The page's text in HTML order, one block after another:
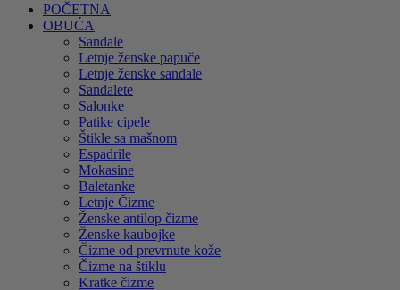
POČETNA
OBUĆA
Sandale
Letnje ženske papuče
Letnje ženske sandale
Sandalete
Salonke
Patike cipele
Štikle sa mašnom
Espadrile
Mokasine
Baletanke
Letnje Čizme
Ženske antilop čizme
Ženske kaubojke
Čizme od prevrnute kože
Čizme na štiklu
Kratke čizme